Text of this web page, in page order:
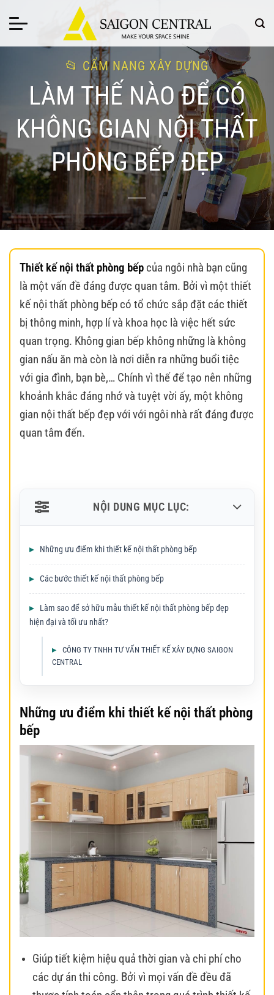
qua
CẨM NANG XÂY DỰNG
LÀM THẾ NÀO ĐỂ CÓ
KHÔNG GIAN NỘI THẤT
PHÒNG BẾP ĐẸP
Thiết kế nội thất phòng bếp của ngôi nhà bạn cũng
là một vấn đề đáng được quan tâm. Bởi vì một thiết
kế nội thất phòng bếp có tổ chức sắp đặt các thiết
bị thông minh, hợp lí và khoa học là việc hết sức
quan trọng. Không gian bếp không những là không
gian nấu ăn mà còn là nơi diễn ra những buổi tiệc
với gia đình, bạn bè,… Chính vì thế để tạo nên những
khoảnh khắc đáng nhớ và tuyệt vời ấy, một không
gian nội thất bếp đẹp với với ngôi nhà rất đáng được
quan tâm đến.
NỘI DUNG MỤC LỤC:
Những ưu điểm khi thiết kế nội thất phòng bếp
Các bước thiết kế nội thất phòng bếp
Làm sao để sở hữu mẫu thiết kế nội thất phòng bếp đẹp
hiện đại và tối ưu nhất?
CÔNG TY TNHH TƯ VẤN THIẾT KẾ XÂY DỰNG SAIGON
CENTRAL
Những ưu điểm khi thiết kế nội thất phòng
bếp
Giúp tiết kiệm hiệu quả thời gian và chi phí cho
các dự án thi công. Bởi vì mọi vấn đề đều đã